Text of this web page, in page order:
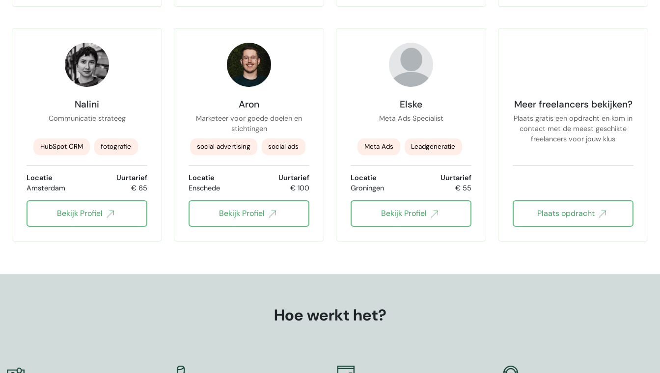
Nalini
Communicatie strateeg
HubSpot CRM fotografie
Squarespace web design
Locatie
Amsterdam
Uurtarief
€ 65
Bekijk Profiel
Aron
Marketeer voor goede doelen en
stichtingen
social advertising social ads
Instagram adverteren
Instagram ads
Locatie
Enschede
Uurtarief
€ 100
Bekijk Profiel
Elske
Meta Ads Specialist
Meta Ads Leadgeneratie
Conversieoptimalisatie
Social Media ads
Locatie
Groningen
Uurtarief
€ 55
Bekijk Profiel
Meer freelancers bekijken?
Plaats gratis een opdracht en kom in
contact met de meest geschikte
freelancers voor jouw klus
Plaats opdracht
Hoe werkt het?